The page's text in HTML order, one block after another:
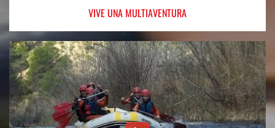
VIVE UNA MULTIAVENTURA